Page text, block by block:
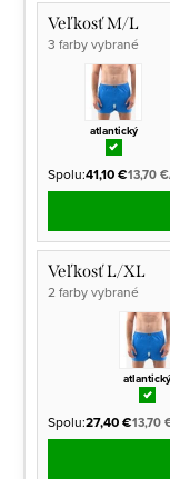
Veľkosť M/L
3 farby vybrané
atlantický
Spolu:41,10 €13,70
Veľkosť L/XL
2 farby vybrané
atlantický
Spolu:27,40 €13,70